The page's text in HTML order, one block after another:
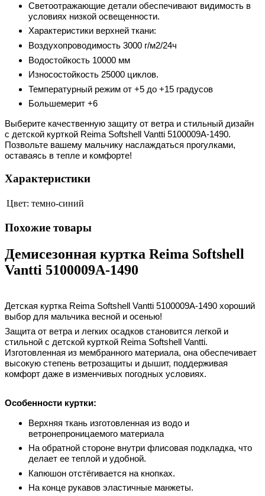
Светоотражающие детали обеспечивают видимость в
условиях низкой освещенности.
Характеристики верхней ткани:
Воздухопроводимость 3000 г/м2/24ч
Водостойкость 10000 мм
Износостойкость 25000 циклов.
Температурный режим от +5 до +15 градусов
Большемерит +6
Выберите качественную защиту от ветра и стильный дизайн
с детской курткой Reima Softshell Vantti 5100009A-1490.
Позвольте вашему мальчику наслаждаться прогулками,
оставаясь в тепле и комфорте!
Характеристики
Цвет: темно-синий
Похожие товары
Демисезонная куртка Reima Softshell
Vantti 5100009A-1490
Детская куртка Reima Softshell Vantti 5100009A-1490 хороший
выбор для мальчика весной и осенью!
Защита от ветра и легких осадков становится легкой и
стильной с детской курткой Reima Softshell Vantti.
Изготовленная из мембранного материала, она обеспечивает
высокую степень ветрозащиты и дышит, поддерживая
комфорт даже в изменчивых погодных условиях.
Особенности куртки:
Верхняя ткань изготовленная из водо и
ветронепроницаемого материала
На обратной стороне внутри флисовая подкладка, что
делает ее теплой и удобной.
Капюшон отстёгивается на кнопках.
На конце рукавов эластичные манжеты.